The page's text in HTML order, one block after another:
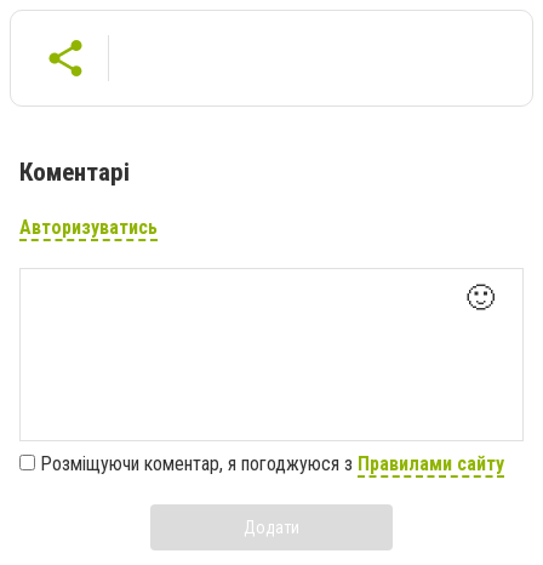
Коментарі
Авторизуватись
🙂
Розміщуючи коментар, я погоджуюся з Правилами сайту
Додати